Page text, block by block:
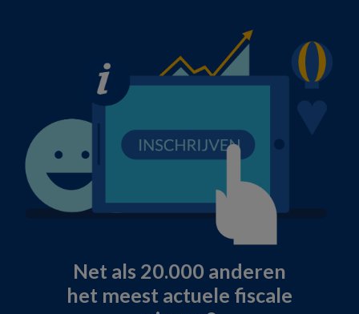
Net als 20.000 anderen
het meest actuele fiscale